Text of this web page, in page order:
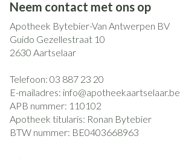
Neem contact met ons op
Apotheek Bytebier-Van Antwerpen BV
Guido Gezellestraat 10
2630 Aartselaar
Telefoon: 03 887 23 20
E-mailadres: info@apotheekaartselaar.be
APB nummer: 110102
Apotheek titularis: Ronan Bytebier
BTW nummer: BE0403668963